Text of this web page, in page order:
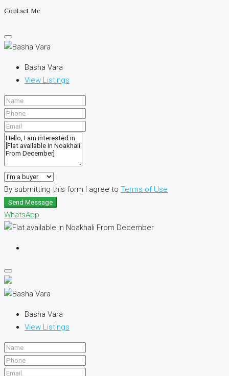
Contact Me
Basha Vara
View Listings
By submitting this form I agree to Terms of Use
Send Message
WhatsApp
Basha Vara
View Listings